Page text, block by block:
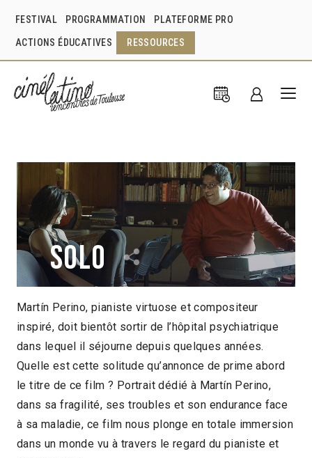
FESTIVAL PROGRAMMATION PLATEFORME PRO
ACTIONS ÉDUCATIVES RESSOURCES
Solo
Artemio Benki République Tchèque
2019
1h25
Martín Perino, pianiste virtuose et compositeur
inspiré, doit bientôt sortir de l’hôpital psychiatrique
dans lequel il séjourne depuis quelques années.
Quelle est cette solitude qu’annonce de prime abord
le titre de ce film ? Portrait dédié à Martín Perino,
dans sa fragilité, ses troubles et son endurance face
à sa maladie, ce film nous plonge en totale immersion
dans un monde vu à travers le regard du pianiste et